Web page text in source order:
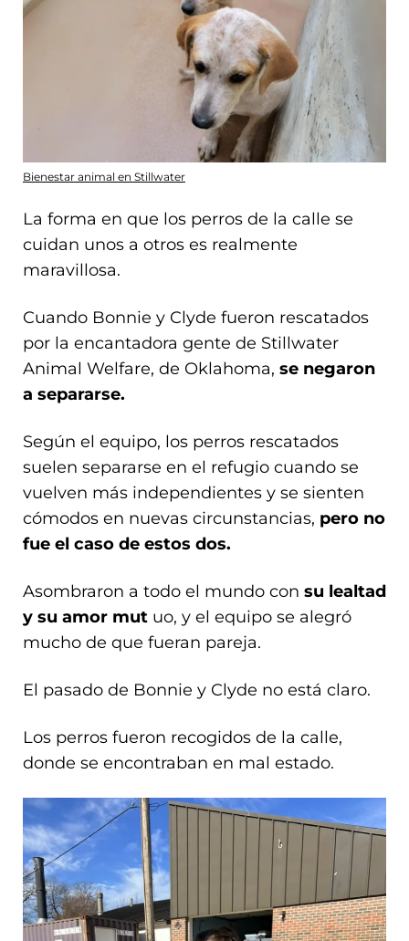
Bienestar animal en Stillwater
La forma en que los perros de la calle se
cuidan unos a otros es realmente
maravillosa.
Cuando Bonnie y Clyde fueron rescatados
por la encantadora gente de Stillwater
Animal Welfare, de Oklahoma, se negaron
a separarse.
Según el equipo, los perros rescatados
suelen separarse en el refugio cuando se
vuelven más independientes y se sienten
cómodos en nuevas circunstancias, pero no
fue el caso de estos dos.
Asombraron a todo el mundo con su lealtad
y su amor mut uo, y el equipo se alegró
mucho de que fueran pareja.
El pasado de Bonnie y Clyde no está claro.
Los perros fueron recogidos de la calle,
donde se encontraban en mal estado.